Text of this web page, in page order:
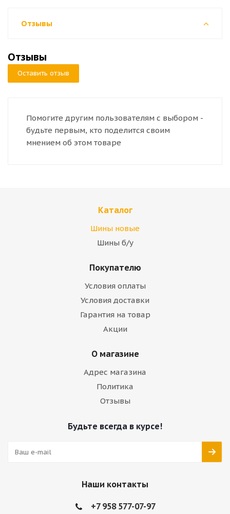
Отзывы
Отзывы
Оставить отзыв
Помогите другим пользователям с выбором -
будьте первым, кто поделится своим
мнением об этом товаре
Каталог
Шины новые
Шины б/у
Покупателю
Условия оплаты
Условия доставки
Гарантия на товар
Акции
О магазине
Адрес магазина
Политика
Отзывы
Будьте всегда в курсе!
Наши контакты
+7 958 577-07-97